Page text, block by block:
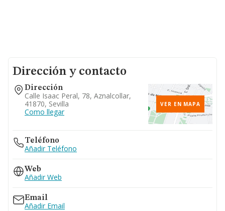
Dirección y contacto
Dirección
Calle Isaac Peral, 78, Aznalcollar,
41870, Sevilla
Como llegar
VER EN MAPA
Teléfono
Añadir Teléfono
Web
Añadir Web
Email
Añadir Email